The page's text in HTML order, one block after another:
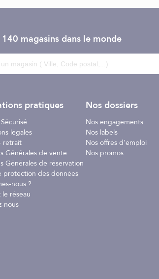
140 magasins dans le monde
pratiques
légales
retrait
Générales de vente
Générales de réservation
protection des données
nous ?
le réseau
nous
Nos dossiers
Nos engagements
Nos labels
Nos offres d'emploi
Nos promos